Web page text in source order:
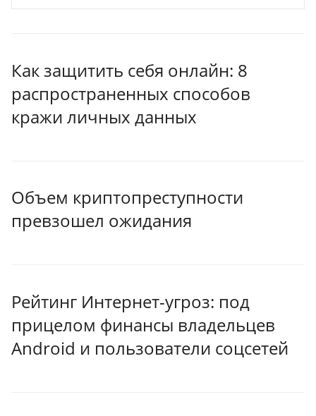
Как защитить себя онлайн: 8
распространенных способов
кражи личных данных
Объем криптопреступности
превзошел ожидания
Рейтинг Интернет-угроз: под
прицелом финансы владельцев
Android и пользователи соцсетей